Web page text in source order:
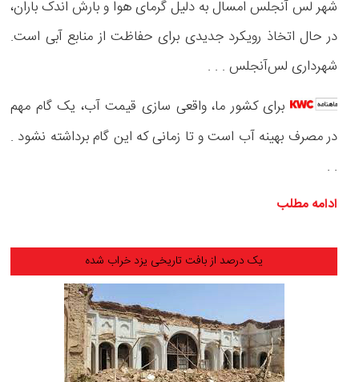
شهر لس آنجلس امسال به دلیل گرمای هوا و بارش اندک باران،
در حال اتخاذ رویکرد جدیدی برای حفاظت از منابع آبی است.
شهرداری لس‌آنجلس . . .
برای کشور ما، واقعی سازی قیمت آب، یک گام مهم
در مصرف بهینه آب است و تا زمانی که این گام برداشته نشود .
. .
ادامه مطلب
یک درصد از بافت تاریخی یزد خراب شده